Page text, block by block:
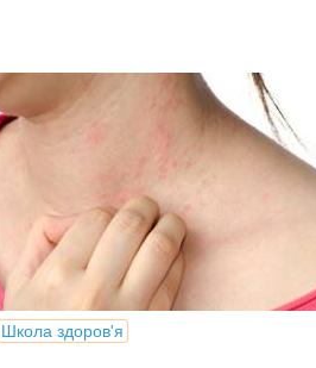
Школа здоров'я